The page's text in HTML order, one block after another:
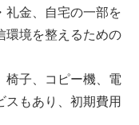
礼金、自宅の一部を
環境を整えるための
椅子、コピー機、電
スもあり、初期費用